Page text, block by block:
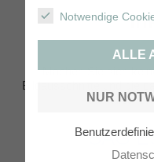
Notwendige
ALLE
NUR
Machen Sie sich
Bildausschnitte und die
das alles für
SAG